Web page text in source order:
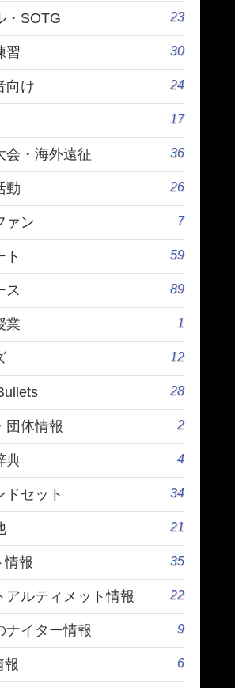
・SOTG 23
習 30
向け 24
17
会・海外遠征 36
動 26
ァン 7
ト 59
ス 89
業 1
12
28
団体情報 2
典 4
ドセット 34
21
情報 35
アルティメット情報 22
ナイター情報 9
報 6